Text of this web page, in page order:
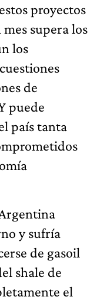
proyectos
supera los
los
de
puede
país tanta
y sufría
de gasoil
shale de
el